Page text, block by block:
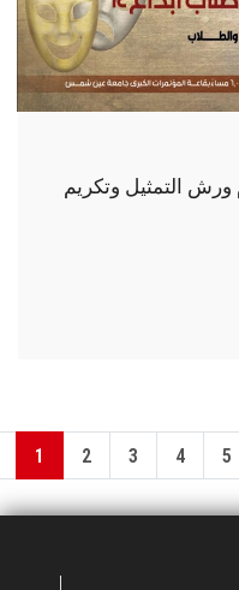
ورش التمثيل وتكريم
1 2 3 4 5